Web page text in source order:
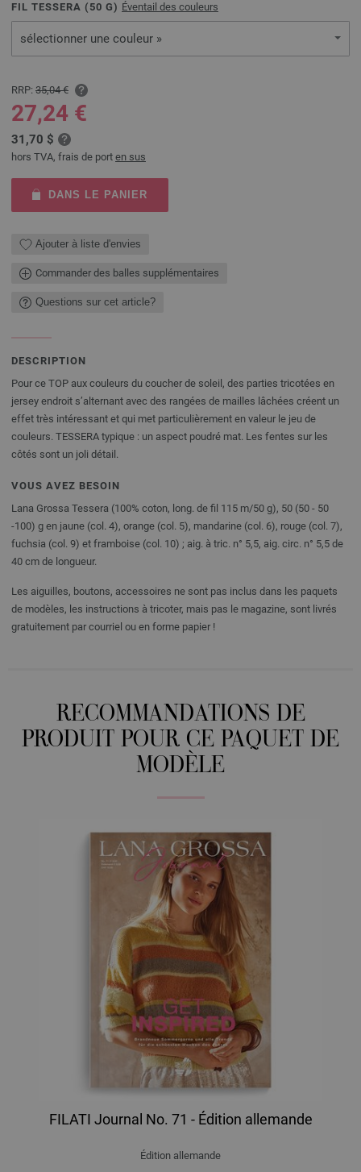
FIL TESSERA ( 50 G) Éventail des couleurs
sélectionner une couleur »
RRP: 35,04 €
27,24 €
31,70 $
hors TVA, frais de port en sus
DANS LE PANIER
Ajouter à liste d'envies
Commander des balles supplémentaires
Questions sur cet article?
DESCRIPTION
Pour ce TOP aux couleurs du coucher de soleil, des parties tricotées en
jersey endroit s’alternant avec des rangées de mailles lâchées créent un
effet très intéressant et qui met particulièrement en valeur le jeu de
couleurs. TESSERA typique : un aspect poudré mat. Les fentes sur les
côtés sont un joli détail.
VOUS AVEZ BESOIN
Lana Grossa Tessera (100% coton, long. de fil 115 m/50 g), 50 (50 - 50
-100) g en jaune (col. 4), orange (col. 5), mandarine (col. 6), rouge (col. 7),
fuchsia (col. 9) et framboise (col. 10) ; aig. à tric. n° 5,5, aig. circ. n° 5,5 de
40 cm de longueur.
Les aiguilles, boutons, accessoires ne sont pas inclus dans les paquets
de modèles, les instructions à tricoter, mais pas le magazine, sont livrés
gratuitement par courriel ou en forme papier !
RECOMMANDATIONS DE
PRODUIT POUR CE PAQUET DE
MODÈLE
FILATI Journal No. 71 - Édition allemande
Édition allemande